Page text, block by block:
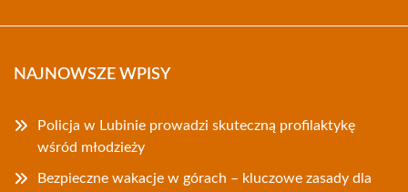
NAJNOWSZE WPISY
Policja w Lubinie prowadzi skuteczną profilaktykę
wśród młodzieży
Bezpieczne wakacje w górach – kluczowe zasady dla